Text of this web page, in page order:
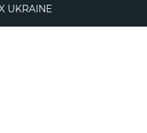
UKRAINE